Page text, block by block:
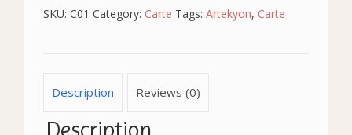
SKU: C01 Category: Carte Tags: Artekyon, Carte
Description Reviews (0)
Description